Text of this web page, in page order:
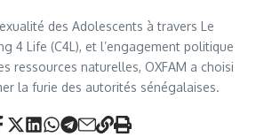
des Adolescents à travers Le
4 Life (C4L), et l’engagement politique
ressources naturelles, OXFAM a choisi
la furie des autorités sénégalaises.